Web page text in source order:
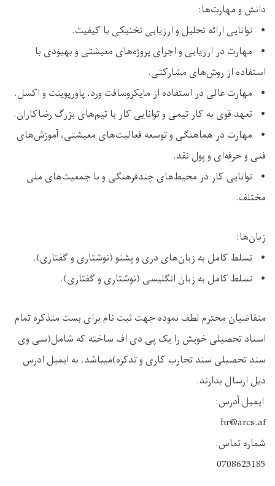
دانش و مهارت‌ها:
• توانایی ارائه تحلیل و ارزیابی تخنیکی با کیفیت.
• مهارت در ارزیابی و اجرای پروژه‌های معیشتی و بهبودی با
استفاده از روش‌های مشارکتی.
• مهارت عالی در استفاده از مایکروسافت ورد، پاورپوینت و اکسل.
• تعهد قوی به کار تیمی و توانایی کار با تیم‌های بزرگ رضاکاران.
• مهارت در هماهنگی و توسعه فعالیت‌های معیشتی، آموزش‌های
فنی و حرفه‌ای و پول نقد.
• توانایی کار در محیط‌های چندفرهنگی و با جمعیت‌های ملی
مختلف.
زبان‌ها:
• تسلط کامل به زبان‌های دری و پشتو (نوشتاری و گفتاری).
• تسلط کامل به زبان انگلیسی (نوشتاری و گفتاری).
متقاضیان محترم لطف نموده جهت ثبت نام برای بست متذکره تمام
اسناد تحصیلی خویش را یک پی دی اف ساخته که شامل(سی وی
سند تحصیلی سند تجارب کاری و تذکره)میباشد، به ایمیل ادرس
ذیل ارسال بدارند.
ایمیل آدرس:
hr@arcs.af
شماره تماس:
0708623185